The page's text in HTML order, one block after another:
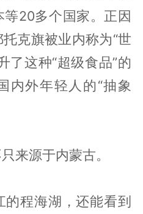
20多个国家。正因
克旗被业内称为“世
了这种“超级食品”的
内外年轻人的“抽象
来源于内蒙古。
程海湖，还能看到